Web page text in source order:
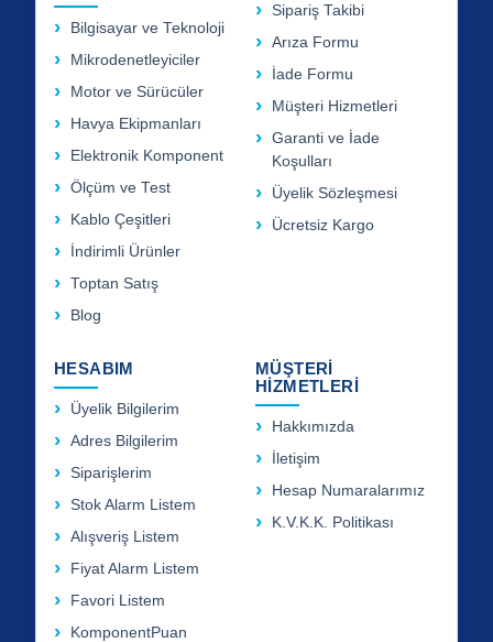
Bilgisayar ve Teknoloji
Mikrodenetleyiciler
Motor ve Sürücüler
Havya Ekipmanları
Elektronik Komponent
Ölçüm ve Test
Kablo Çeşitleri
İndirimli Ürünler
Toptan Satış
Blog
Sipariş Takibi
Arıza Formu
İade Formu
Müşteri Hizmetleri
Garanti ve İade
Koşulları
Üyelik Sözleşmesi
Ücretsiz Kargo
HESABIM
Üyelik Bilgilerim
Adres Bilgilerim
Siparişlerim
Stok Alarm Listem
Alışveriş Listem
Fiyat Alarm Listem
Favori Listem
KomponentPuan
MÜŞTERİ
HİZMETLERİ
Hakkımızda
İletişim
Hesap Numaralarımız
K.V.K.K. Politikası